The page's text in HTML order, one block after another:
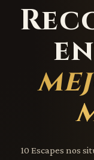
10 Escapes nos